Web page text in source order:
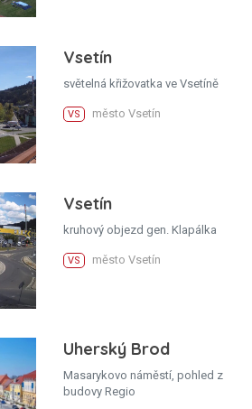
Vsetín
světelná křižovatka ve Vsetíně
VS město Vsetín
Vsetín
kruhový objezd gen. Klapálka
VS město Vsetín
Uherský Brod
Masarykovo náměstí, pohled z
budovy Regio